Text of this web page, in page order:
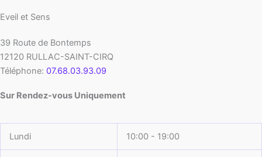
Eveil et Sens
39 Route de Bontemps
12120 RULLAC-SAINT-CIRQ
Téléphone: 07.68.03.93.09
Sur Rendez-vous Uniquement
Lundi 10:00 - 19:00